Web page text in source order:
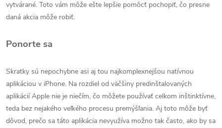
vytvárané. Toto vám môže ešte lepšie pomôcť pochopiť, čo presne
daná akcia môže robiť.
Ponorte sa
Skratky sú nepochybne asi aj tou najkomplexnejšou natívnou
aplikáciou v iPhone. Na rozdiel od väčšiny predinštalovaných
aplikácií Apple nie je niečím, čo môžete používať celkom inštinktívne,
teda bez nejakého veľkého procesu premýšľania. Aj toto môže byť
dôvod, prečo sa táto aplikácia nevyužíva možno tak často, ako by sa